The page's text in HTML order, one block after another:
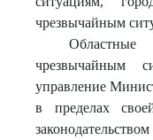
чрезвычайным
чрезвычайным
управление
в пределах